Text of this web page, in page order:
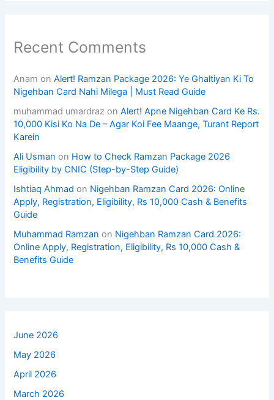
Recent Comments
Anam onAlert! Ramzan Package 2026: Ye Ghaltiyan Ki To
Nigehban Card Nahi Milega | Must Read Guide
muhammad umardraz onAlert! Apne Nigehban Card Ke Rs.
10,000 Kisi Ko Na De – Agar Koi Fee Maange, Turant Report
Karein
Ali Usman on How to Check Ramzan Package 2026
Eligibility by CNIC (Step-by-Step Guide)
Ishtiaq Ahmad on Nigehban Ramzan Card 2026: Online
Apply, Registration, Eligibility, Rs 10,000 Cash & Benefits
Guide
Muhammad Ramzan on Nigehban Ramzan Card 2026:
Online Apply, Registration, Eligibility, Rs 10,000 Cash &
Benefits Guide
June 2026
May 2026
April 2026
March 2026